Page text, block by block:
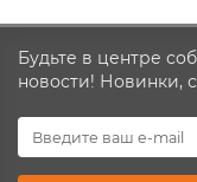
Будьте в центре
новости! Новинки,